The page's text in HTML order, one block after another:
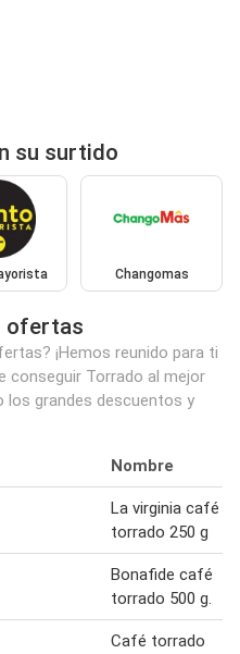
su surtido
Changomas
ofertas
¡Hemos reunido para ti
conseguir Torrado al mejor
los grandes descuentos y
Nombre
La virginia café
torrado 250 g
Bonafide café
torrado 500 g.
Café torrado